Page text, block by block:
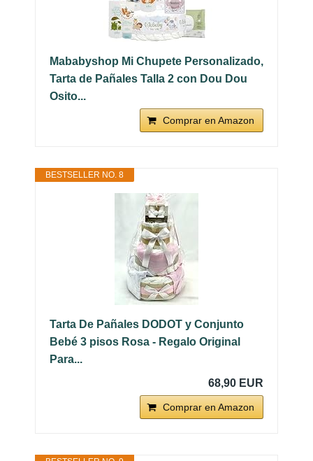
Mababyshop Mi Chupete Personalizado,
Tarta de Pañales Talla 2 con Dou Dou
Osito...
Comprar en Amazon
BESTSELLER NO. 8
Tarta De Pañales DODOT y Conjunto
Bebé 3 pisos Rosa - Regalo Original
Para...
68,90 EUR
Comprar en Amazon